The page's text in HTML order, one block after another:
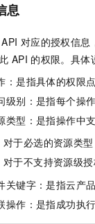
息
API 对应的授权信息
API 的权限。具体
：是指具体的权限点
级别：是指每个操
类型：是指操作中
对于必选的资源类型
对于不支持资源级
关键字：是指云产
操作：是指成功执